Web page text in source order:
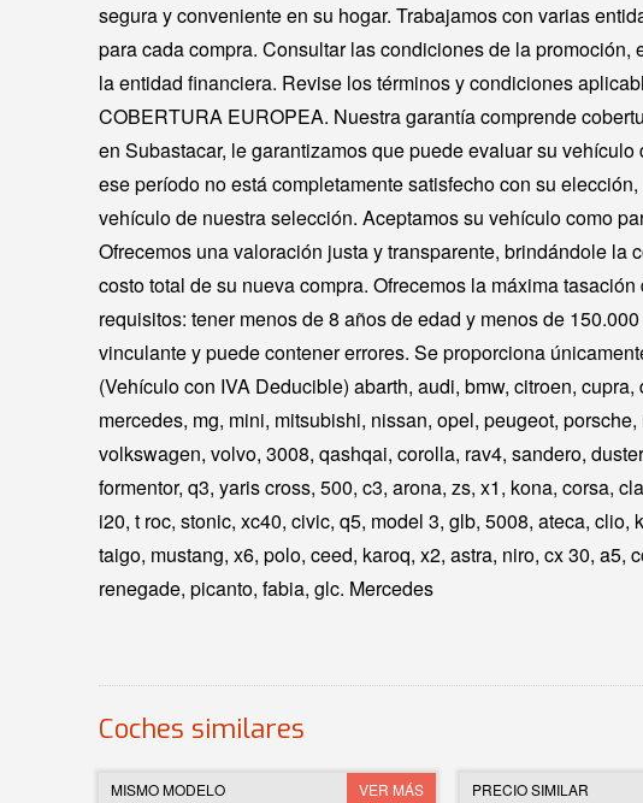
segura y conveniente en su hogar. Trabajamos con varias
para cada compra. Consultar las condiciones de la
la entidad financiera. Revise los términos y condiciones
COBERTURA EUROPEA. Nuestra garantía comprende
en Subastacar, le garantizamos que puede evaluar su
ese período no está completamente satisfecho con su
vehículo de nuestra selección. Aceptamos su vehículo como
Ofrecemos una valoración justa y transparente, brindándole
costo total de su nueva compra. Ofrecemos la máxima
requisitos: tener menos de 8 años de edad y menos de
vinculante y puede contener errores. Se proporciona
(Vehículo con IVA Deducible) abarth, audi, bmw, citroen,
mercedes, mg, mini, mitsubishi, nissan, opel, peugeot,
volkswagen, volvo, 3008, qashqai, corolla, rav4, sandero,
formentor, q3, yaris cross, 500, c3, arona, zs, x1, kona, corsa,
i20, t roc, stonic, xc40, civic, q5, model 3, glb, 5008, ateca,
taigo, mustang, x6, polo, ceed, karoq, x2, astra, niro, cx 30, a5,
renegade, picanto, fabia, glc. Mercedes
Coches similares
MISMO MODELO VER MÁS PRECIO SIMILAR